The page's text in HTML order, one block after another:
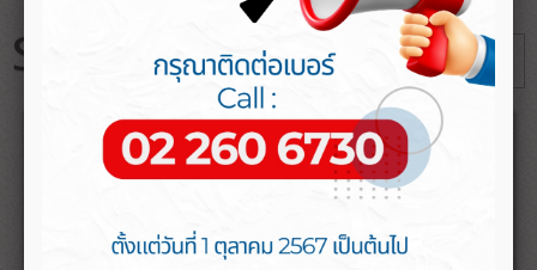
STIT NEWS + อ่านต่อทั้งหมด